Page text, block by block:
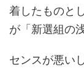
着したものと
が「新選組の
センスが悪い